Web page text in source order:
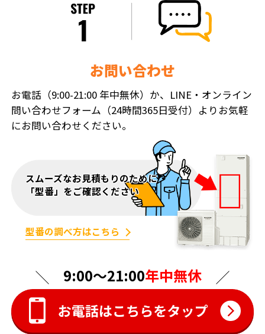
お問い合わせ
お電話（9:00-21:00 年中無休）か、LINE・オンライン
問い合わせフォーム（24時間365日受付）よりお気軽
にお問い合わせください。
スムーズなお見積もりのために
「型番」をご確認ください
型番の調べ方はこちら
9:00〜21:00年中無休